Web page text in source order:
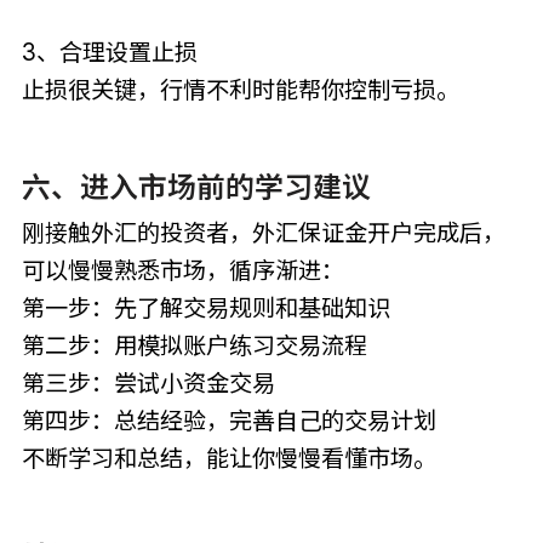
3、合理设置止损
止损很关键，行情不利时能帮你控制亏损。
六、进入市场前的学习建议
刚接触外汇的投资者，外汇保证金开户完成后，
可以慢慢熟悉市场，循序渐进：
第一步：先了解交易规则和基础知识
第二步：用模拟账户练习交易流程
第三步：尝试小资金交易
第四步：总结经验，完善自己的交易计划
不断学习和总结，能让你慢慢看懂市场。